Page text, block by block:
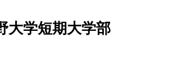
大学短期大学部